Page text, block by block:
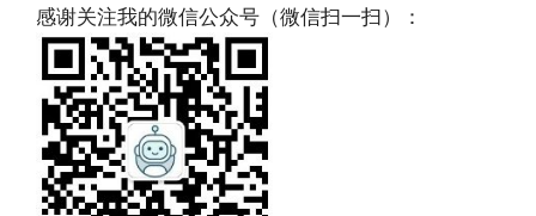
感谢关注我的微信公众号（微信扫一扫）：